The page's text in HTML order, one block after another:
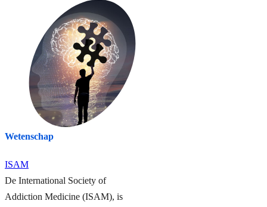
Wetenschap
ISAM
De International Society of
Addiction Medicine (ISAM), is